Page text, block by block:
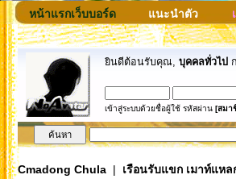
หน้าแรกเว็บบอร์ด แนะนำตัว
ยินดีต้อนรับคุณ, บุคคลทั่วไป
เข้าสู่ระบบด้วยชื่อผู้ใช้ รหัสผ่าน [สมา
Cmadong Chula| เรือนรับแขก เมาท์แหล